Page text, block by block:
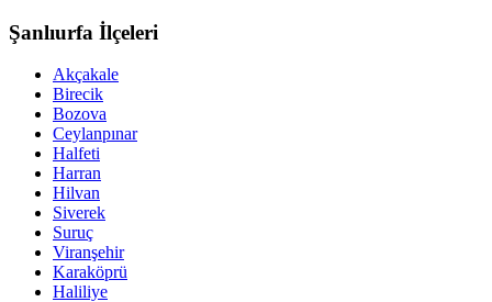
Şanlıurfa İlçeleri
Akçakale
Birecik
Bozova
Ceylanpınar
Halfeti
Harran
Hilvan
Siverek
Suruç
Viranşehir
Karaköprü
Haliliye